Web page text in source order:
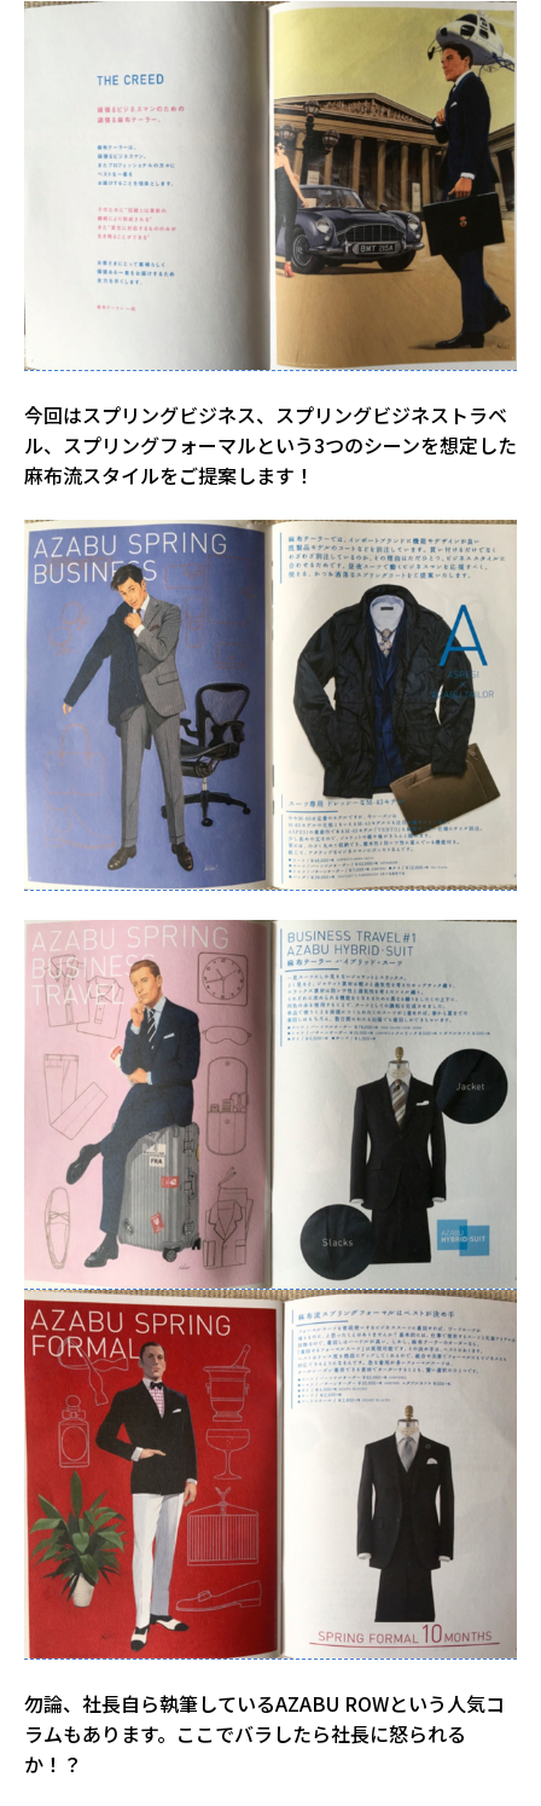
今回はスプリングビジネス、スプリングビジネストラベ
ル、スプリングフォーマルという3つのシーンを想定した
麻布流スタイルをご提案します！
勿論、社長自ら執筆しているAZABU ROWという人気コ
ラムもあります。ここでバラしたら社長に怒られる
か！？